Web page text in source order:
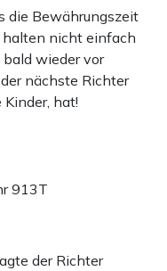
die Bewährungszeit
halten nicht einfach
wieder vor
nächste Richter
hat!
913T
der Richter